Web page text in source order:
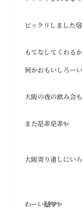
ビックリしました
もてなしてくれる
何かおもいしろー
大阪の夜の飲み会
また是非是非✨
大阪寄り道しにい
わーい🙌🩷✨